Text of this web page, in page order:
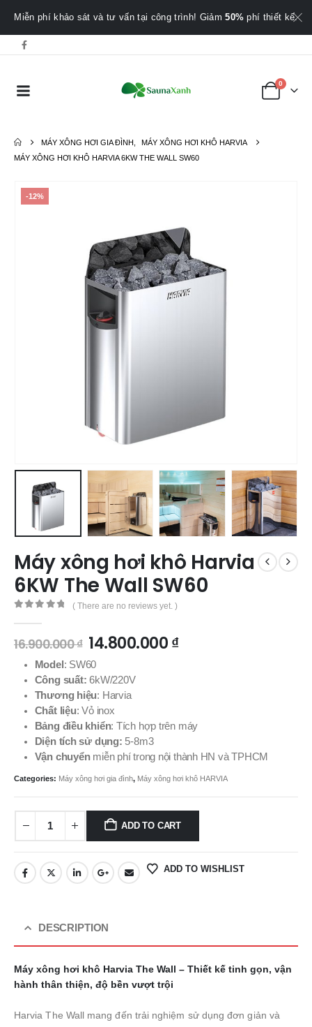
Miễn phí khảo sát và tư vấn tại công trình! Giảm50% phí thiết kế.
0
MÁY XÔNG HƠI GIA ĐÌNH
MÁY XÔNG HƠI KHÔ HARVIA
MÁY XÔNG HƠI KHÔ HARVIA 6KW THE WALL SW60
-12%
Máy xông hơi khô Harvia
6KW The Wall SW60
( There are no reviews yet. )
16.900.000₫ 14.800.000₫
Model : SW60
Công suất: 6kW/220V
Thương hiệu: Harvia
Chất liệu: Vỏ inox
Bảng điều khiển: Tích hợp trên máy
Diện tích sử dụng: 5-8m3
Vận chuyểnmiễn phí trong nội thành HN và TPHCM
Categories: Máy xông hơi gia đình, Máy xông hơi khô HARVIA
ADD TO CART
ADD TO WISHLIST
DESCRIPTION
Máy xông hơi khô Harvia The Wall – Thiết kế tinh gọn, vận
hành thân thiện, độ bền vượt trội
Harvia The Wall mang đến trải nghiệm sử dụng đơn giản và